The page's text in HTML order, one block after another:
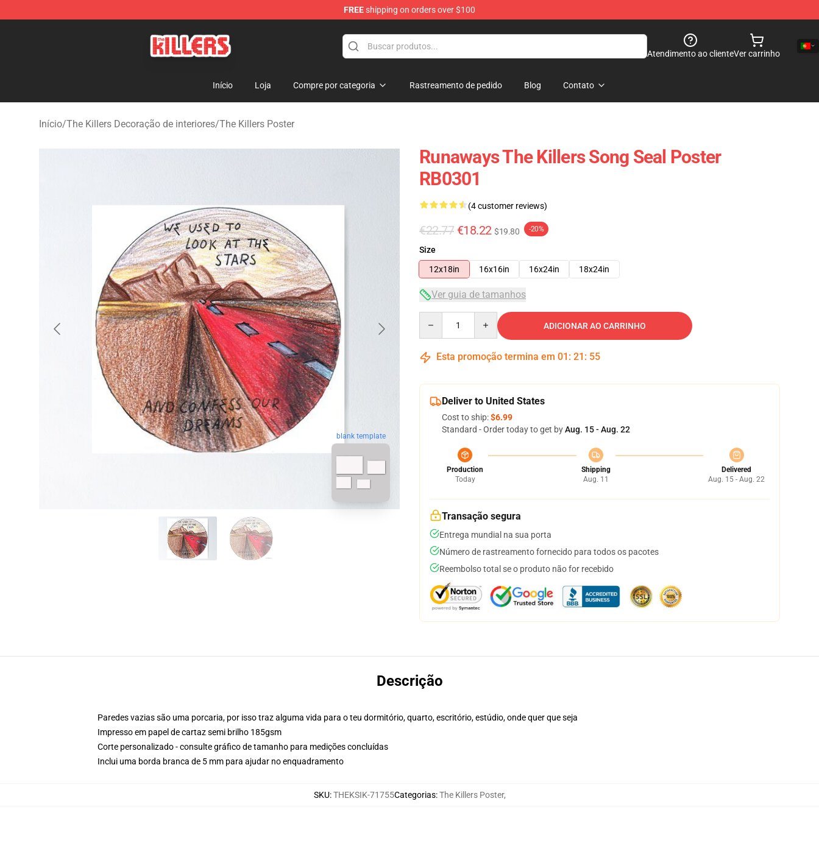
FREEshipping on orders over $100
Atendimento ao clienteVer carrinho
Início Loja Compre por categoria Rastreamento de pedido Blog Contato
Início/The Killers Decoração de interiores/The Killers Poster
blank template
Runaways The Killers Song Seal Poster
RB0301
(4 customer reviews)
€22.77 €18.22 $19.80 -20%
Size
12x18in
16x16in 16x24in 18x24in
Ver guia de tamanhos
ADICIONAR AO CARRINHO
Esta promoção termina em 01 : 21 : 54
Deliver to United States
Cost to ship:$6.99
Standard - Order today to get byAug. 15 - Aug. 22
Production
Today
Shipping
Aug. 11
Delivered
Aug. 15 - Aug. 22
Transação segura
Entrega mundial na sua porta
Número de rastreamento fornecido para todos os pacotes
Reembolso total se o produto não for recebido
Descrição
Paredes vazias são uma porcaria, por isso traz alguma vida para o teu dormitório, quarto, escritório, estúdio, onde quer que seja
Impresso em papel de cartaz semi brilho 185gsm
Corte personalizado - consulte gráfico de tamanho para medições concluídas
Inclui uma borda branca de 5 mm para ajudar no enquadramento
SKU:THEKSIK-71755Categorias:The Killers Poster,